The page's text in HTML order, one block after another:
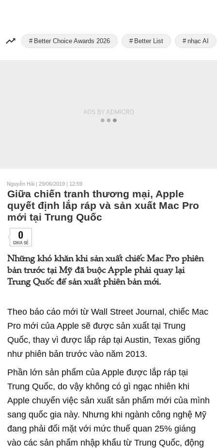
Better Choice Awards 2026 Better List nhạc AI
Nguyễn Hải | 29/06/2019 | 12:59
Giữa chiến tranh thương mại, Apple
quyết định lắp ráp và sản xuất Mac Pro
mới tại Trung Quốc
0
CHIA SẺ
Những khó khăn khi sản xuất chiếc Mac Pro phiên
bản trước tại Mỹ đã buộc Apple phải quay lại
Trung Quốc để sản xuất phiên bản mới.
Theo báo cáo mới từ Wall Street Journal, chiếc Mac
Pro mới của Apple sẽ được sản xuất tại Trung
Quốc, thay vì được lắp ráp tại Austin, Texas giống
như phiên bản trước vào năm 2013.
Phần lớn sản phẩm của Apple được lắp ráp tại
Trung Quốc, do vậy không có gì ngạc nhiên khi
Apple chuyển việc sản xuất sản phẩm mới của mình
sang quốc gia này. Nhưng khi ngành công nghệ Mỹ
đang phải đối mặt với mức thuế quan 25% giáng
vào các sản phẩm nhập khẩu từ Trung Quốc, động